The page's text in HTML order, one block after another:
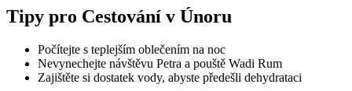
Tipy pro Cestování v Únoru
Počítejte s teplejším oblečením na noc
Nevynechejte návštěvu Petra a pouště Wadi Rum
Zajištěte si dostatek vody, abyste předešli dehydrataci